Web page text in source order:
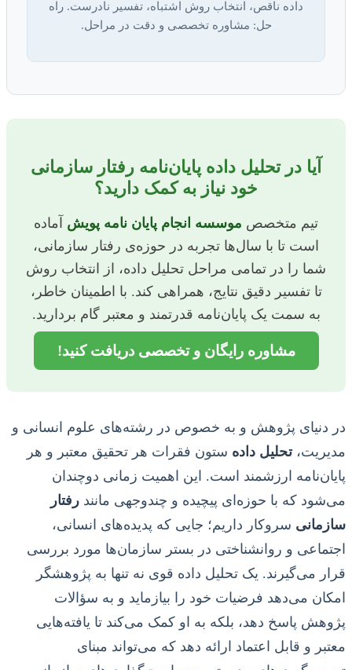
داده ناقص، انتخاب روش اشتباه، تفسیر نادرست. راه
حل: مشاوره تخصصی و دقت در مراحل.
آیا در تحلیل داده پایان‌نامه رفتار سازمانی
خود نیاز به کمک دارید؟
تیم متخصص موسسه انجام پایان نامه پویش آماده
است تا با سال‌ها تجربه در حوزه‌ی رفتار سازمانی،
شما را در تمامی مراحل تحلیل داده، از انتخاب روش
تا تفسیر دقیق نتایج، همراهی کند. با اطمینان خاطر،
به سمت یک پایان‌نامه قدرتمند و معتبر گام بردارید.
مشاوره رایگان و تخصصی دریافت کنید!
در دنیای پژوهش و به خصوص در رشته‌های علوم انسانی و
مدیریت،تحلیل داده ستون فقرات هر تحقیق معتبر و هر
پایان‌نامه ارزشمند است. این اهمیت زمانی دوچندان
می‌شود که با حوزه‌ای پیچیده و چندوجهی مانند رفتار
سازمانی سروکار داریم؛ جایی که پدیده‌های انسانی،
اجتماعی و روانشناختی در بستر سازمان‌ها مورد بررسی
قرار می‌گیرند. یک تحلیل داده قوی نه تنها به پژوهشگر
امکان می‌دهد فرضیات خود را بیازماید و به سؤالات
پژوهش پاسخ دهد، بلکه به او کمک می‌کند تا یافته‌هایی
معتبر و قابل اعتماد ارائه دهد که می‌تواند مبنای